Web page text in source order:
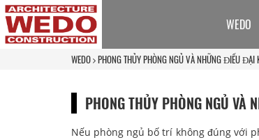
WEDO PHONG THỦY PHÒNG NGỦ VÀ NHỮNG ĐIỀU ĐẠI
PHONG THỦY PHÒNG NGỦ
Nếu phòng ngủ bố trí không đúng với
WEDO